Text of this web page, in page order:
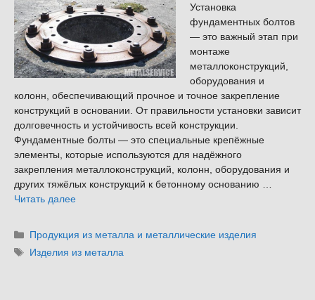
Установка
фундаментных болтов
— это важный этап при
монтаже
металлоконструкций,
оборудования и
колонн, обеспечивающий прочное и точное закрепление
конструкций в основании. От правильности установки зависит
долговечность и устойчивость всей конструкции.
Фундаментные болты — это специальные крепёжные
элементы, которые используются для надёжного
закрепления металлоконструкций, колонн, оборудования и
других тяжёлых конструкций к бетонному основанию …
Читать далее
Рубрики
Продукция из металла и металлические изделия
Метки
Изделия из металла